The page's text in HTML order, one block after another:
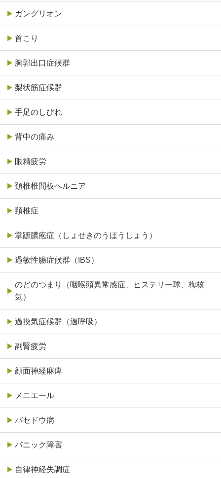
ガングリオン
首こり
胸郭出口症候群
梨状筋症候群
手足のしびれ
背中の痛み
眼精疲労
頚椎椎間板ヘルニア
頚椎症
掌蹠膿疱症（しょせきのうほうしょう）
過敏性腸症候群（IBS）
のどのつまり（咽喉頭異常感症、ヒステリー球、梅核
気）
過換気症候群（過呼吸）
副腎疲労
顔面神経麻痺
メニエール
バセドウ病
パニック障害
自律神経失調症